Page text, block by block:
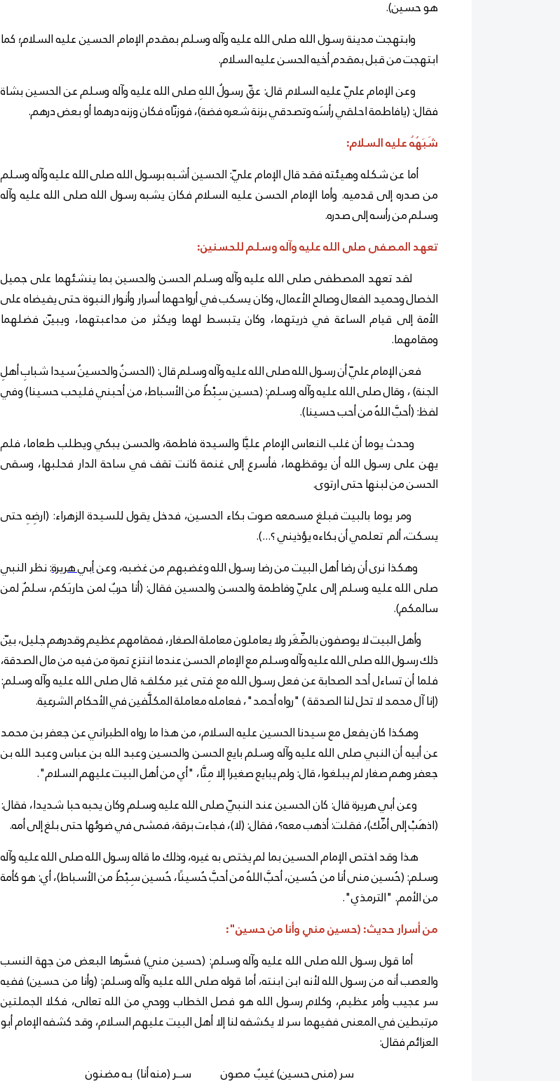
هو حسين).
وابتهجت مدينة رسول الله صلى الله عليه وآله وسلم بمقدم الإمام الحسين عليه السلام؛ كما
ابتهجت من قبل بمقدم أخيه الحسن عليه السلام.
وعن الإمام عليّ عليه السلام قال: عقّ رسولُ اللهِ صلى الله عليه وآله وسلم عن الحسين بشاة
فقال: (يافاطمة احلقي رأسَه وتصدقي بزنة شعره فضة)، فوزنّاه فكان وزنه درهما أو بعض درهم.
شَبَهُهُ عليه السلام:
أما عن شكله وهيئته فقد قال الإمام عليّ: الحسين أشبه برسول الله صلى الله عليه وآله وسلم
من صدره إلى قدميه. وأما الإمام الحسن عليه السلام فكان يشبه رسول الله صلى الله عليه وآله
وسلم من رأسه إلى صدره.
تعهد المصفى صلى الله عليه وآله وسلم للحسنين:
لقد تعهد المصطفى صلى الله عليه وآله وسلم الحسن والحسين بما ينشئهما على جميل
الخصال وحميد الفعال وصالح الأعمال، وكان يسكب في أرواحهما أسرار وأنوار النبوة حتى يفيضاه على
الأمة إلى قيام الساعة في ذريتهما، وكان يتبسط لهما ويكثر من مداعبتهما، ويبيّن فضلهما
ومقامهما.
فعن الإمام عليّ أن رسول الله صلى الله عليه وآله وسلم قال: (الحسنُ والحسينُ سيدا شبابِ أهلِ
الجنة) ، وقال صلى الله عليه وآله وسلم: (حسين سِبْطٌ من الأسباط، من أحبني فليحب حسينا) وفي
لفظ: (أحبَّ اللهُ من أحب حسينا).
وحدث يوما أن غلب النعاس الإمام عليَّا والسيدة فاطمة، والحسن يبكي ويطلب طعاما، فلم
يهن على رسول الله أن يوقظهما، فأسرع إلى غنمة كانت تقف في ساحة الدار فحلبها، وسقى
الحسن من لبنها حتى ارتوى.
ومر يوما بالبيت فبلغ مسمعه صوت بكاء الحسين، فدخل يقول للسيدة الزهراء: (ارضِهِ حتى
يسكت، ألم تعلمي أن بكاءه يؤذيني ؟...).
وهكذا نرى أن رضا أهل البيت من رضا رسول الله وغضبهم من غضبه، وعنأبي هريرة: نظر النبي
صلى الله عليه وسلم إلى عليّ وفاطمة والحسن والحسين فقال: (أنا حربٌ لمن حاربَكم، سلمٌ لمن
سالمكم).
وأهل البيت لا يوصفون بالصِّغَر ولا يعاملون معاملة الصغار، فمقامهم عظيم وقدرهم جليل، بيّن
ذلك رسول الله صلى الله عليه وآله وسلم مع الإمام الحسن عندما انتزع تمرة من فيه من مال الصدقة،
فلما أن تساءل أحد الصحابة عن فعل رسول الله مع فتى غير مكلف؛ قال صلى الله عليه وآله وسلم:
(إنا آل محمد لا تحل لنا الصدقة ) "رواه أحمد"، فعامله معاملة المكلَّفين في الأحكام الشرعية.
وهكذا كان يفعل مع سيدنا الحسين عليه السلام، من هذا ما رواه الطبراني عن جعفر بن محمد
عن أبيه أن النبي صلى الله عليه وآله وسلم بايع الحسن والحسين وعبد الله بن عباس وعبد الله بن
جعفر وهم صغار لم يبلغوا، قال: ولم يبايع صغيرا إلا مِنَّا، "أي من أهل البيت عليهم السلام".
وعن أبي هريرة قال: كان الحسين عند النبيّ صلى الله عليه وسلم وكان يحبه حبا شديدا، فقال:
(اذهَبْ إلى أمِّك)، فقلت: أذهب معه؟، فقال: (لا)، فجاءت برقة، فمشى في ضوئها حتى بلغ إلى أمه.
هذا وقد اختص الإمام الحسين بما لم يختص به غيره، وذلك ما قاله رسول الله صلى الله عليه وآله
وسلم: (حُسين منى أنا من حُسين، أحبَّ اللهُ من أحبَّ حُسينًا، حُسين سِبْطٌ من الأسباط)، أي: هو كأمة
من الأمم. "الترمذي".
من أسرار حديث: (حسين مني وأنا من حسين":
أما قول رسول الله صلى الله عليه وآله وسلم: (حسين مني) فسَّرها البعض من جهة النسب
والعصب أنه من رسول الله لأنه ابن ابنته، أما قوله صلى الله عليه وآله وسلم: (وأنا من حسين) ففيه
سر عجيب وأمر عظيم، وكلام رسول الله هو فصل الخطاب ووحي من الله تعالى، فكلا الجملتين
مرتبطين في المعنى ففيهما سر لا يكشفه لنا إلا أهل البيت عليهم السلام، وقد كشفه الإمام أبو
العزائم فقال:
سر (مني حسين) غيبٌ مصون ســر (منه أنا) بـه مضنون